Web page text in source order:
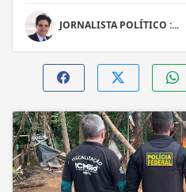
JORNALISTA POLÍTICO :...